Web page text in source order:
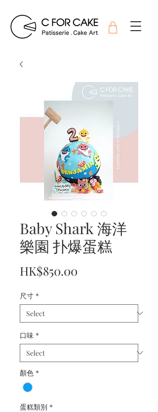
Baby Shark 海洋
樂園 扑爆蛋糕
HK$850.00
尺寸 *
口味 *
顏色 *
蛋糕類別 *